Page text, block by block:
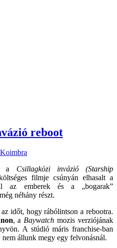
reboot
Koimbra
a Csillagközi invázió (Starship
filmje csúnyán elhasalt a
az emberek és a „bogarak”
néhány részt.
időt, hogy rábólintson a rebootra.
, aBaywatch mozis verziójának
A stúdió máris franchise-ban
állunk megy egy felvonásnál.